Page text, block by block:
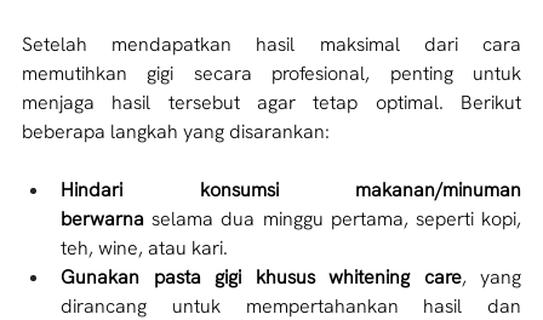
Setelah mendapatkan hasil maksimal dari cara
memutihkan gigi
secara profesional, penting untuk
menjaga hasil tersebut agar tetap optimal. Berikut
beberapa langkah yang disarankan:
Hindari konsumsi makanan/minuman
berwarna selama dua minggu pertama, seperti kopi,
teh, wine, atau kari.
Gunakan pasta gigi khusus whitening care, yang
dirancang untuk mempertahankan hasil dan